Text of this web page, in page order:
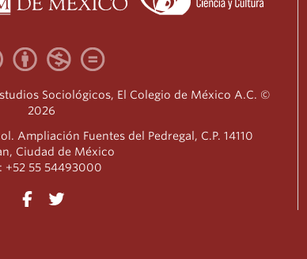
Sociológicos, El Colegio de México A.C. ©
2026
Ampliación Fuentes del Pedregal, C.P. 14110
Ciudad de México
+52 55 54493000